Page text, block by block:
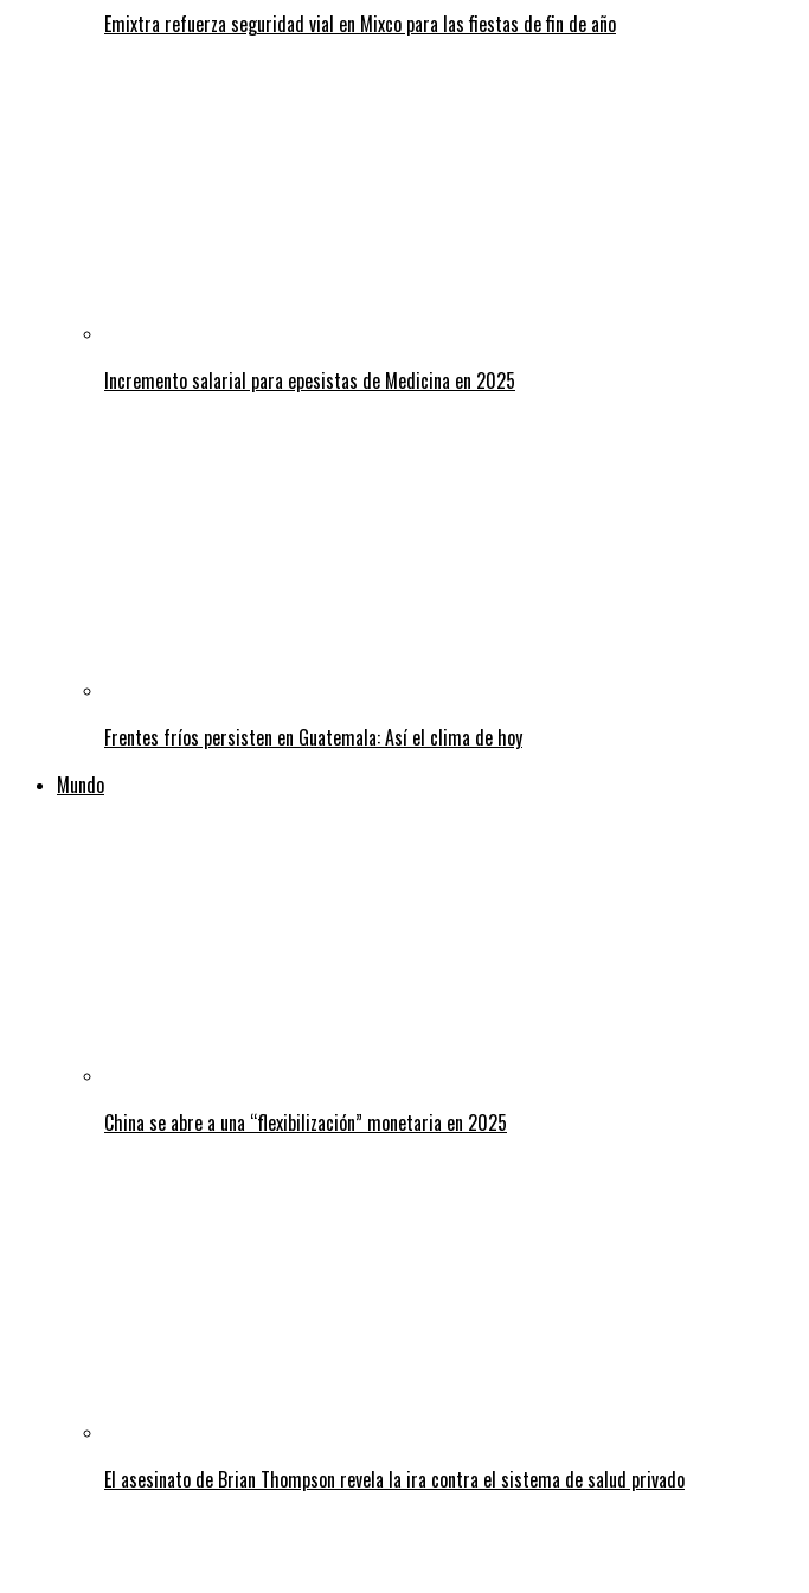
Emixtra refuerza seguridad vial en Mixco para las fiestas de fin de año
Incremento salarial para epesistas de Medicina en 2025
Frentes fríos persisten en Guatemala: Así el clima de hoy
Mundo
China se abre a una “flexibilización” monetaria en 2025
El asesinato de Brian Thompson revela la ira contra el sistema de salud privado